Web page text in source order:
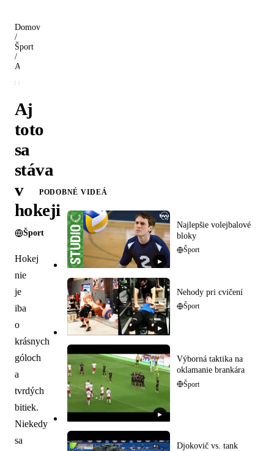
Domov
/
Šport
/
Aj
toto
sa
stáva
v
hokeji
Šport
Hokej
nie
je
iba
o
krásnych
góloch
a
tvrdých
bitiek.
Niekedy
sa
PODOBNÉ VIDEÁ
▶
Najlepšie volejbalové
bloky
Šport
▶
Nehody pri cvičení
Šport
▶
Výborná taktika na
oklamanie brankára
Šport
Djokovič vs. tank